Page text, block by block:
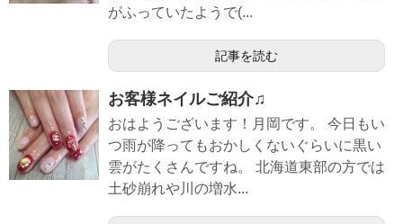
がふっていたようで(...
記事を読む
お客様ネイルご紹介♫
おはようございます！月岡です。 今日もい
つ雨が降ってもおかしくないぐらいに黒い
雲がたくさんですね。 北海道東部の方では
土砂崩れや川の増水...